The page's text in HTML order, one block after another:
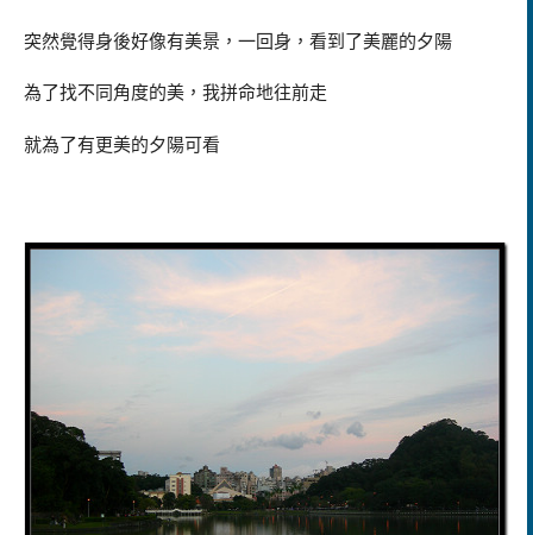
突然覺得身後好像有美景，一回身，看到了美麗的夕陽
為了找不同角度的美，我拼命地往前走
就為了有更美的夕陽可看